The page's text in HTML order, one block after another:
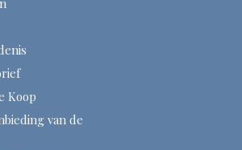
Koop
van de